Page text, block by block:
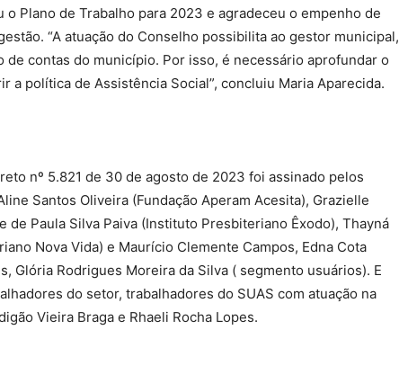
Plano de Trabalho para 2023 e agradeceu o empenho de
“A atuação do Conselho possibilita ao gestor municipal,
de contas do município. Por isso, é necessário aprofundar o
a política de Assistência Social”, concluiu Maria Aparecida.
nº 5.821 de 30 de agosto de 2023 foi assinado pelos
Santos Oliveira (Fundação Aperam Acesita), Grazielle
de Paula Silva Paiva (Instituto Presbiteriano Êxodo), Thayná
Nova Vida) e Maurício Clemente Campos, Edna Cota
Glória Rodrigues Moreira da Silva ( segmento usuários). E
do setor, trabalhadores do SUAS com atuação na
Vieira Braga e Rhaeli Rocha Lopes.